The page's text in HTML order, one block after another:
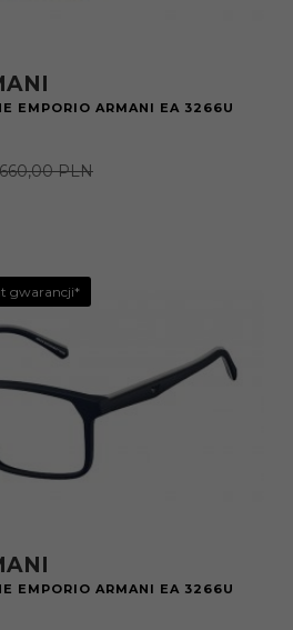
EMPORIO ARMANI EA 3266U
660,00 PLN
gwarancji*
EMPORIO ARMANI EA 3266U